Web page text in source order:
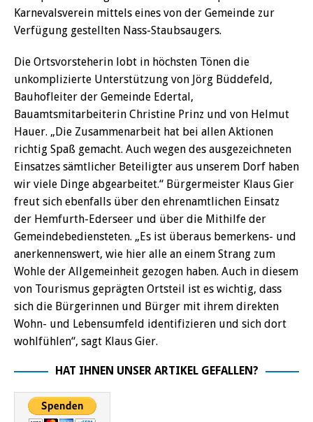
Karnevalsverein mittels eines von der Gemeinde zur
Verfügung gestellten Nass-Staubsaugers.
Die Ortsvorsteherin lobt in höchsten Tönen die
unkomplizierte Unterstützung von Jörg Büddefeld,
Bauhofleiter der Gemeinde Edertal,
Bauamtsmitarbeiterin Christine Prinz und von Helmut
Hauer. „Die Zusammenarbeit hat bei allen Aktionen
richtig Spaß gemacht. Auch wegen des ausgezeichneten
Einsatzes sämtlicher Beteiligter aus unserem Dorf haben
wir viele Dinge abgearbeitet.“ Bürgermeister Klaus Gier
freut sich ebenfalls über den ehrenamtlichen Einsatz
der Hemfurth-Ederseer und über die Mithilfe der
Gemeindebediensteten. „Es ist überaus bemerkens- und
anerkennenswert, wie hier alle an einem Strang zum
Wohle der Allgemeinheit gezogen haben. Auch in diesem
von Tourismus geprägten Ortsteil ist es wichtig, dass
sich die Bürgerinnen und Bürger mit ihrem direkten
Wohn- und Lebensumfeld identifizieren und sich dort
wohlfühlen“, sagt Klaus Gier.
HAT IHNEN UNSER ARTIKEL GEFALLEN?